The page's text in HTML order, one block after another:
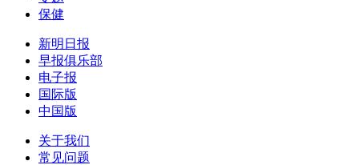
保健
新明日报
早报俱乐部
电子报
国际版
中国版
关于我们
常见问题